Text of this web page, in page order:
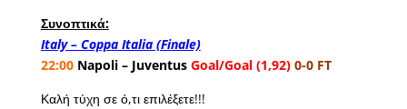
Συνοπτικά:
Italy – Coppa Italia (Finale)
22:00Napoli – Juventus Goal/Goal (1,92)0-0 FT
Καλή τύχη σε ό,τι επιλέξετε!!!